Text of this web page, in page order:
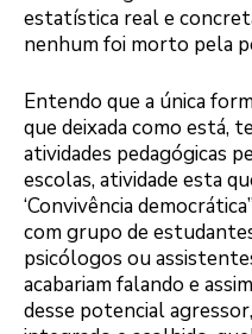
estatística real e
nenhum foi morto pela
Entendo que a única
que deixada como está,
atividades pedagógicas
escolas, atividade esta
‘Convivência
com grupo de
psicólogos ou
acabariam falando e
desse potencial